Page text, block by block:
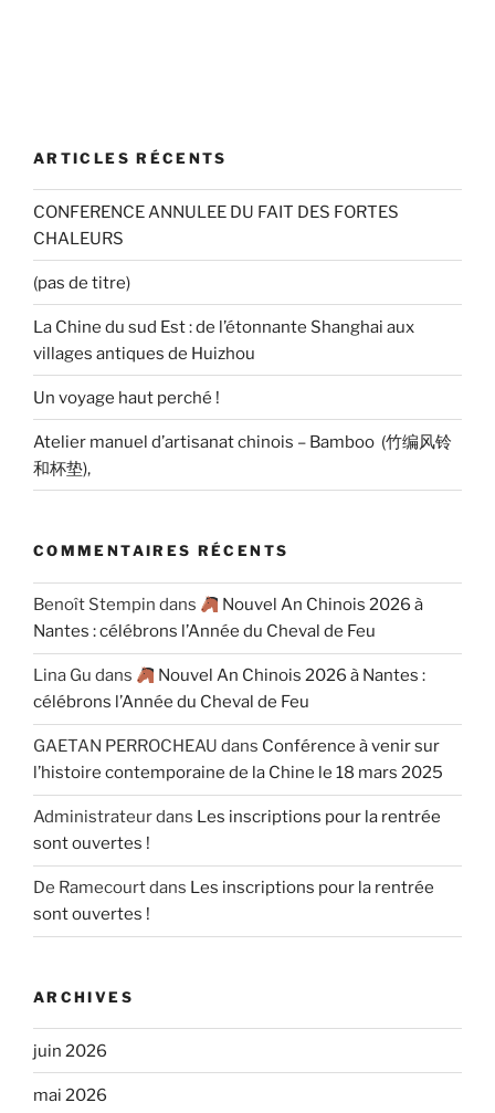
ARTICLES RÉCENTS
CONFERENCE ANNULEE DU FAIT DES FORTES
CHALEURS
(pas de titre)
La Chine du sud Est : de l’étonnante Shanghai aux
villages antiques de Huizhou
Un voyage haut perché !
Atelier manuel d’artisanat chinois – Bamboo (竹编风铃
和杯垫),
COMMENTAIRES RÉCENTS
Benoît Stempin dans
Nouvel An Chinois 2026 à
Nantes : célébrons l’Année du Cheval de Feu
Lina Gu dans
Nouvel An Chinois 2026 à Nantes :
célébrons l’Année du Cheval de Feu
GAETAN PERROCHEAU dans Conférence à venir sur
l’histoire contemporaine de la Chine le 18 mars 2025
Administrateurdans Les inscriptions pour la rentrée
sont ouvertes !
De Ramecourtdans Les inscriptions pour la rentrée
sont ouvertes !
ARCHIVES
juin 2026
mai 2026